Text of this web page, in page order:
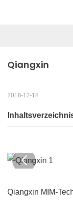
Qiangxin
2018-12-18
Qiangxin MIM-